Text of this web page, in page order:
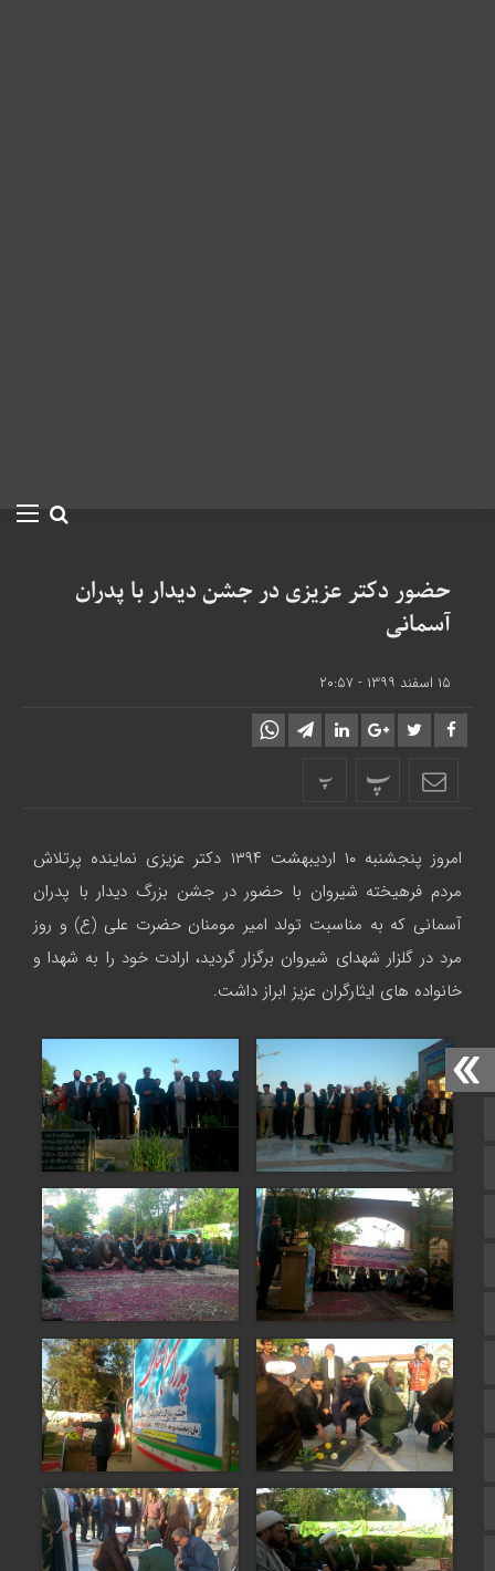
صفحه نخست
تالار گفتمان
اپلیکیشن سایت
سروش
آپارات
اینستاگرام
اطلاعات سایت
زبان انگلیسی
زبان عربی
حضور دکتر عزیزی در جشن دیدار با پدران
آسمانی
۱۵ اسفند ۱۳۹۹ - ۲۰:۵۷
پ پ
امروز پنجشنبه ۱۰ اردیبهشت ۱۳۹۴ دکتر عزیزی نماینده پرتلاش
مردم فرهیخته شیروان با حضور در جشن بزرگ دیدار با پدران
آسمانی که به مناسبت تولد امیر مومنان حضرت علی (ع) و روز
مرد در گلزار شهدای شیروان برگزار گردید، ارادت خود را به شهدا و
خانواده های ایثارگران عزیز ابراز داشت.